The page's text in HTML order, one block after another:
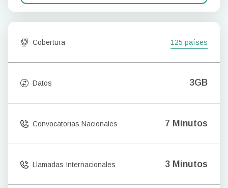
Cobertura 125 países
Datos 3GB
Convocatorias Nacionales 7 Minutos
Llamadas Internacionales 3 Minutos